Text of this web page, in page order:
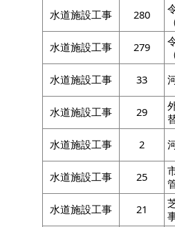
水道施設工事
280
水道施設工事
279
水道施設工事
33
水道施設工事
29
水道施設工事
2
水道施設工事
25
水道施設工事
21